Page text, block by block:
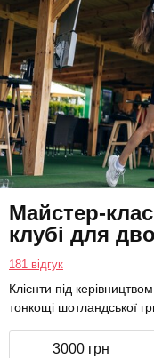
Майстер-
клубі для
181 відгук
Клієнти під
тонкощі шотландської
3000 грн